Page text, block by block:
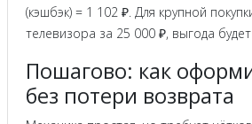
(кэшбэк) = 1 102 ₽. Для крупной
телевизора за 25 000 ₽, выгода
Пошагово: как
без потери возврата